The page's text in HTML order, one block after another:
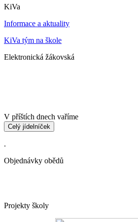
KiVa
Informace a aktuality
KiVa tým na škole
Elektronická žákovská
V příštích dnech vaříme
Celý jídelníček
.
Objednávky obědů
Projekty školy